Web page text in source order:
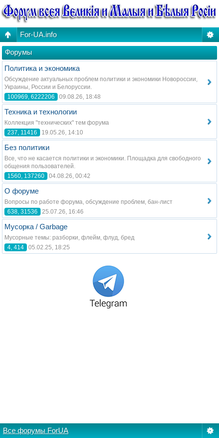
For-UA.info
Форумы
Политика и экономика
Обсуждение актуальных проблем политики и экономики Новороссии,
Украины, России и Белоруссии.
100969, 6222206
09.08.26, 18:48
Техника и технологии
Коллекция "технических" тем форума
237, 11416
19.05.26, 14:10
Без политики
Все, что не касается политики и экономики. Площадка для свободного
общения пользователей.
1560, 137260
04.08.26, 00:42
О форуме
Вопросы по работе форума, обсуждение проблем, бан-лист
638, 31536
25.07.26, 16:46
Мусорка / Garbage
Мусорные темы: разборки, флейм, флуд, бред
4, 414
05.02.25, 18:25
Все форумы ForUA